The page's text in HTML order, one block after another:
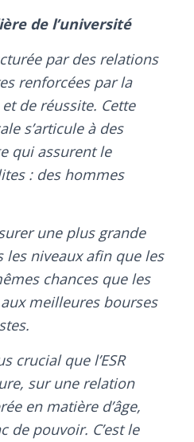
de l’université
par des relations
renforcées par la
de réussite. Cette
s’articule à des
qui assurent le
: des hommes
une plus grande
les niveaux afin que les
chances que les
meilleures bourses
crucial que l’ESR
sur une relation
en matière d’âge,
de pouvoir. C’est le